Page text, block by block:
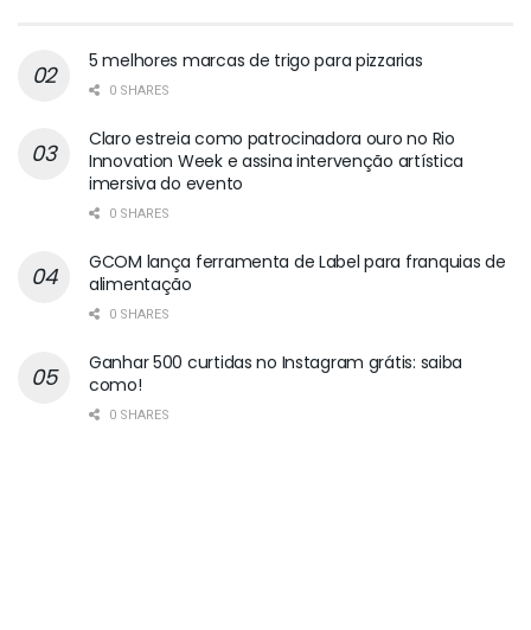
5 melhores marcas de trigo para pizzarias
0 SHARES
Claro estreia como patrocinadora ouro no Rio
Innovation Week e assina intervenção artística
imersiva do evento
0 SHARES
GCOM lança ferramenta de Label para franquias de
alimentação
0 SHARES
Ganhar 500 curtidas no Instagram grátis: saiba
como!
0 SHARES